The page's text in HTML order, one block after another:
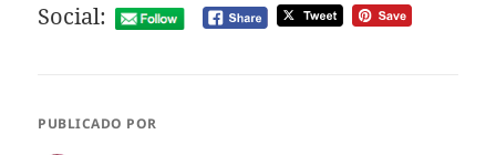
Social:
PUBLICADO POR